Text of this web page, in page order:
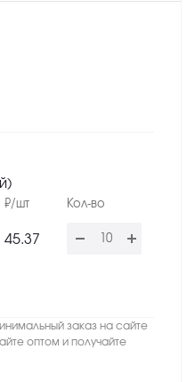
45.37
заказ на сайте
оптом и получайте